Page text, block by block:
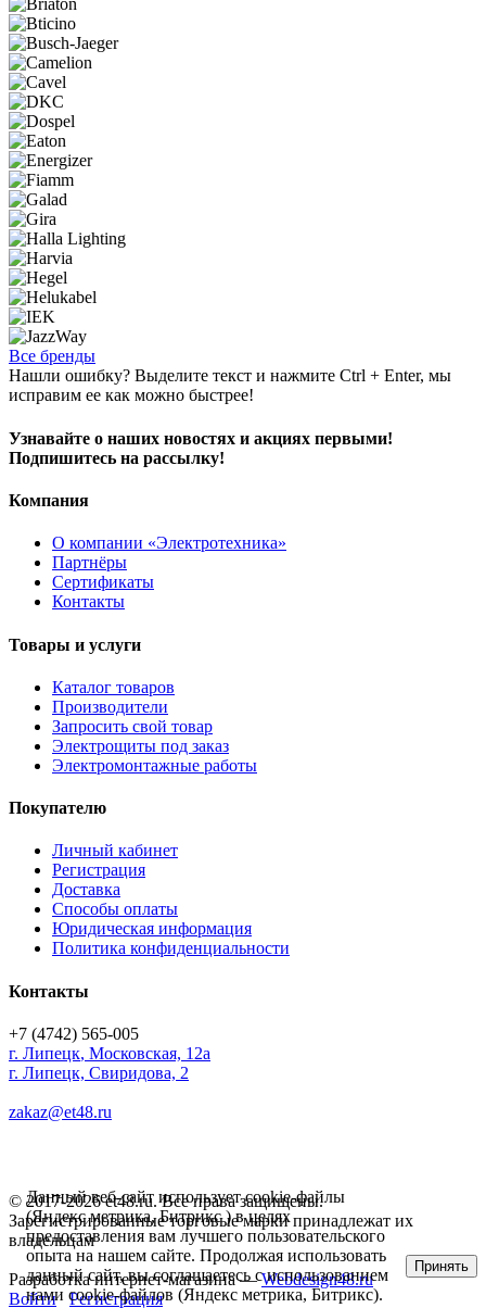
Все бренды
Нашли ошибку? Выделите текст и нажмите Ctrl + Enter, мы
исправим ее как можно быстрее!
Узнавайте о наших новостях и акциях первыми!
Подпишитесь на рассылку!
Компания
О компании «Электротехника»
Партнёры
Сертификаты
Контакты
Товары и услуги
Каталог товаров
Производители
Запросить свой товар
Электрощиты под заказ
Электромонтажные работы
Покупателю
Личный кабинет
Регистрация
Доставка
Способы оплаты
Юридическая информация
Политика конфиденциальности
Контакты
+7 (4742) 565-005
г. Липецк, Московская, 12а
г. Липецк, Свиридова, 2
zakaz@et48.ru
© 2017-2026 et48.ru. Все права защищены.
Зарегистрированные торговые марки принадлежат их
владельцам
Разработка интернет-магазина —Webdesign48.ru
Войти
Регистрация
Данный веб-сайт использует cookie-файлы
(Яндекс метрика, Битрикс ) в целях
предоставления вам лучшего пользовательского
опыта на нашем сайте. Продолжая использовать
данный сайт, вы соглашаетесь с использованием
нами cookie-файлов (Яндекс метрика, Битрикс).
Принять